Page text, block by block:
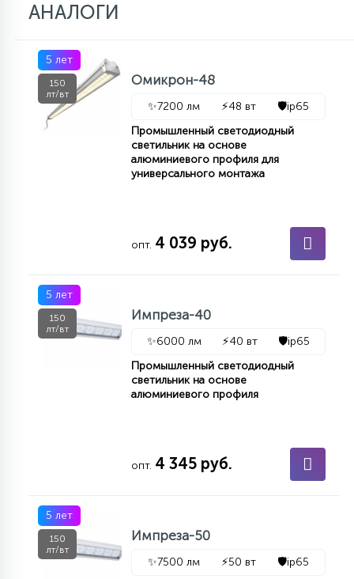
АНАЛОГИ
5 лет
150
лт/вт
Омикрон-48
✨7200 лм ⚡48 вт 🛡️ip65
Промышленный светодиодный
светильник на основе
алюминиевого профиля для
универсального монтажа
опт. 4 039 руб.
5 лет
150
лт/вт
Импреза-40
✨6000 лм ⚡40 вт 🛡️ip65
Промышленный светодиодный
светильник на основе
алюминиевого профиля
опт. 4 345 руб.
5 лет
150
лт/вт
Импреза-50
✨7500 лм ⚡50 вт 🛡️ip65